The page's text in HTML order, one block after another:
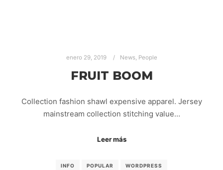
enero 29, 2019 News, People
FRUIT BOOM
Collection fashion shawl expensive apparel. Jersey
mainstream collection stitching value…
Leer más
INFO POPULAR WORDPRESS